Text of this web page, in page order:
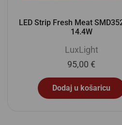
LED Strip Fresh Meat
14.4W
LuxLight
95,00 €
Dodaj u košaricu